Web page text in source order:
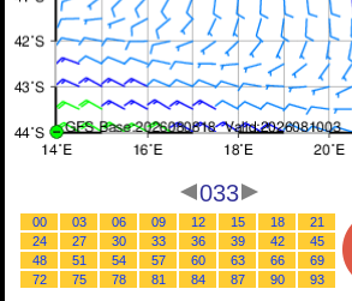
033
00 03 06 09 12 15 18
21
24
27 30 33 36 39 42
45
48
51 54 57 60 63 66
69
72
75 78 81 84 87 90 93